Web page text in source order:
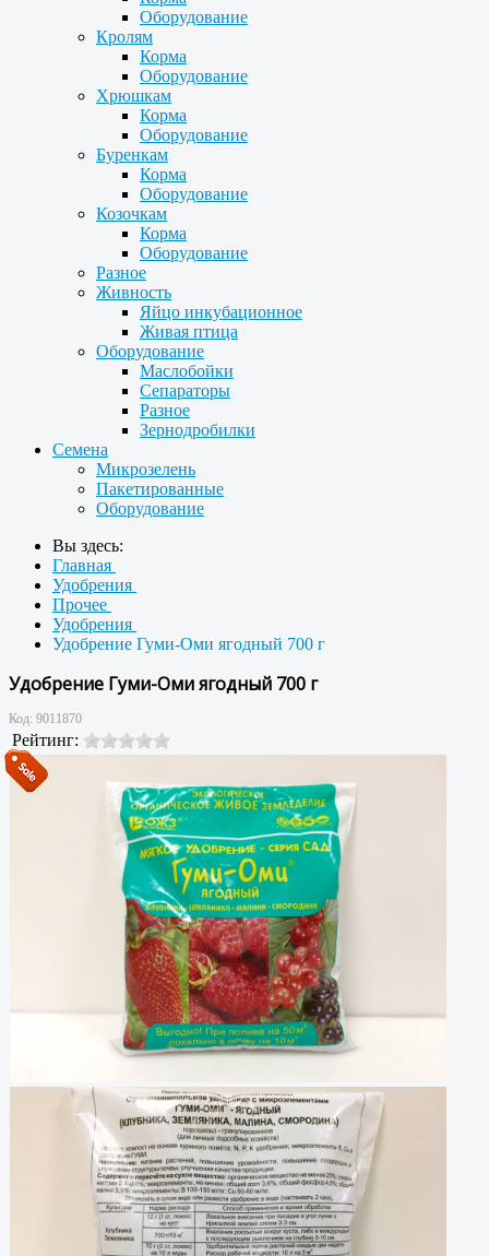
Оборудование
Кролям
Корма
Оборудование
Хрюшкам
Корма
Оборудование
Буренкам
Корма
Оборудование
Козочкам
Корма
Оборудование
Разное
Живность
Яйцо инкубационное
Живая птица
Оборудование
Маслобойки
Сепараторы
Разное
Зернодробилки
Семена
Микрозелень
Пакетированные
Оборудование
Вы здесь:
Главная
Удобрения
Прочее
Удобрения
Удобрение Гуми-Оми ягодный 700 г
Удобрение Гуми-Оми ягодный 700 г
Код: 9011870
Рейтинг: